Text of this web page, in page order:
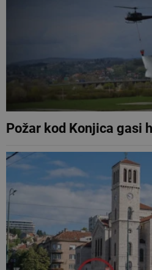
Požar kod Konjica gasi